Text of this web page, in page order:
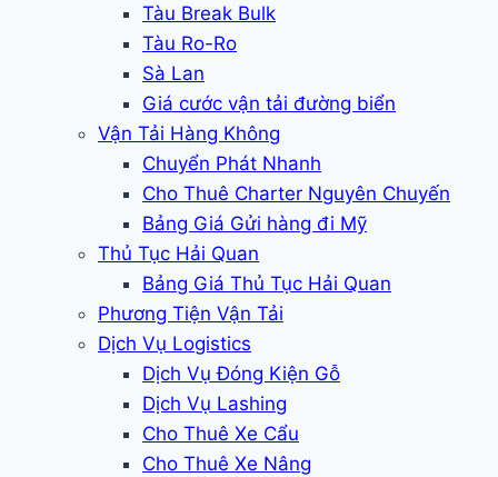
Tàu Break Bulk
Tàu Ro-Ro
Sà Lan
Giá cước vận tải đường biển
Vận Tải Hàng Không
Chuyển Phát Nhanh
Cho Thuê Charter Nguyên Chuyến
Bảng Giá Gửi hàng đi Mỹ
Thủ Tục Hải Quan
Bảng Giá Thủ Tục Hải Quan
Phương Tiện Vận Tải
Dịch Vụ Logistics
Dịch Vụ Đóng Kiện Gỗ
Dịch Vụ Lashing
Cho Thuê Xe Cẩu
Cho Thuê Xe Nâng